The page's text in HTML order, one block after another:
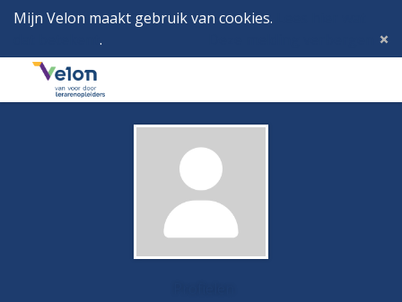
Mijn Velon maakt gebruik van cookies.
.
Menu